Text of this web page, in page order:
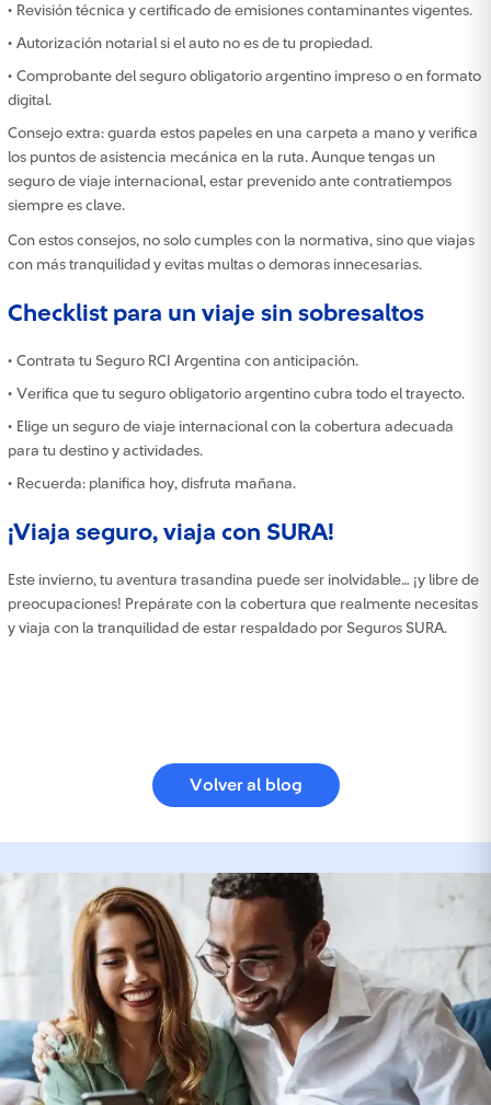
• Revisión técnica y certificado de emisiones contaminantes vigentes.
• Autorización notarial si el auto no es de tu propiedad.
• Comprobante del seguro obligatorio argentino impreso o en formato
digital.
Consejo extra: guarda estos papeles en una carpeta a mano y verifica
los puntos de asistencia mecánica en la ruta. Aunque tengas un
seguro de viaje internacional, estar prevenido ante contratiempos
siempre es clave.
Con estos consejos, no solo cumples con la normativa, sino que viajas
con más tranquilidad y evitas multas o demoras innecesarias.
Checklist para un viaje sin sobresaltos
• Contrata tu Seguro RCI Argentina con anticipación.
• Verifica que tu seguro obligatorio argentino cubra todo el trayecto.
• Elige un seguro de viaje internacional con la cobertura adecuada
para tu destino y actividades.
• Recuerda: planifica hoy, disfruta mañana.
¡Viaja seguro, viaja con SURA!
Este invierno, tu aventura trasandina puede ser inolvidable… ¡y libre de
preocupaciones! Prepárate con la cobertura que realmente necesitas
y viaja con la tranquilidad de estar respaldado por Seguros SURA.
Volver al blog